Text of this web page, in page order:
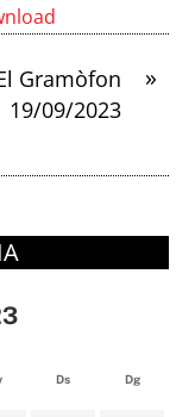
»
Gramòfon
19/09/2023
Ds Dg